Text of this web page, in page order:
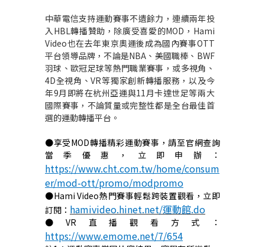
中華電信支持運動賽事不遺餘力，連續兩年投
入HBL轉播贊助，除廣受喜愛的MOD，Hami
Video也在去年東京奧運後成為國內賽事OTT
平台領導品牌，不論是NBA、美國職棒、BWF
羽球、歐冠足球等熱門職業賽事，或多視角、
4D全視角、VR等獨家創新轉播服務，以及今
年9月即將在杭州亞運與11月卡達世足等兩大
國際賽事，不論質量或完整性都是全台最佳首
選的運動轉播平台。
●享受MOD轉播精彩運動賽事，請至官網查詢
當季優惠，立即申辦：
https://www.cht.com.tw/home/consum
er/mod-ott/promo/modpromo
●Hami Video熱門賽事輕鬆跨裝置觀看，立即
訂閱： hamivideo.hinet.net/運動館.do
●VR直播觀看方式：
https://www.emome.net/7/654